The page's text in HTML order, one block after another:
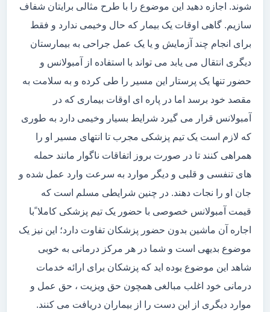
شوند. اجازه دهید این موضوع را با طرح مثالی برایتان شفاف
سازیم. گاهی اوقات یک بیمار که حال وخیمی ندارد و فقط
برای انجام چند آزمایش و یا یک عمل جراحی به بیمارستان
دیگری انتقال می یابد می تواند با استفاده از آمبولانس و
حضور تنها یک پرستار این مسیر را طی کرده و به سلامت به
مقصد خود برسد اما در پاره ای اوقات بیماری که در
آمبولانس قرار می گیرد شرایط بسیار وخیمی دارد به طوری
که لازم است یک تیم پزشکی مجرب تا انتهای مسیر او را
همراهی کنند تا در صورت بروز اتفاقات ناگوار مانند حمله
های تنفسی و قلبی و دیگر موارد به سرعت وارد عمل شده و
جان او را نجات دهند. در چنین شرایطی مسلم است که
قیمت آمبولانس خصوصی با حضور یک تیم پزشکی کاملا ًبا
اجاره آن ماشین بدون حضور پزشکان تفاوت دارد؛ این نیز یک
موضوع بدیهی است و شما در هر مرکز درمانی به خوبی
شاهد این موضوع بوده اید که پزشکان برای ارائه خدمات
درمانی خود اغلب مبالغی همچون حق ویزیت ، حق عمل و
موارد دیگری از این دست را از بیماران دریافت می کنند.